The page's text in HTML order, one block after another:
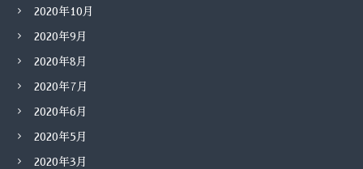
2020年10月
2020年9月
2020年8月
2020年7月
2020年6月
2020年5月
2020年3月